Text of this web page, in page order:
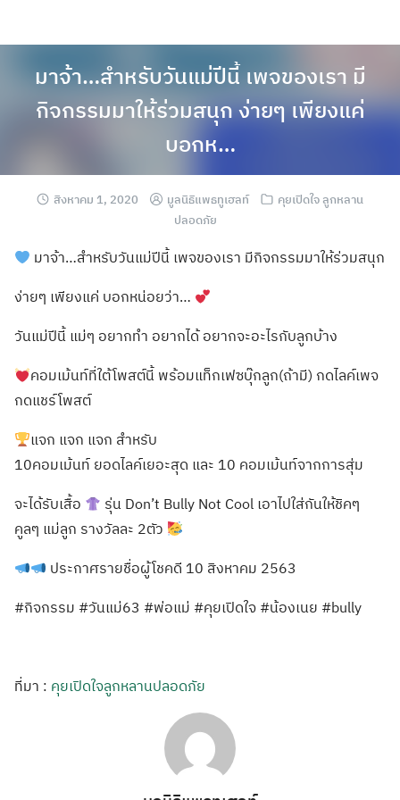
มาจ้า…สำหรับวันแม่ปีนี้ เพจของเรา มี
กิจกรรมมาให้ร่วมสนุก ง่ายๆ เพียงแค่
บอกห…
สิงหาคม 1, 2020 มูลนิธิแพธทูเฮลท์
คุยเปิดใจ ลูกหลาน
ปลอดภัย
มาจ้า…สำหรับวันแม่ปีนี้ เพจของเรา มีกิจกรรมมาให้ร่วมสนุก
ง่ายๆ เพียงแค่ บอกหน่อยว่า…
วันแม่ปีนี้ แม่ๆ อยากทำ อยากได้ อยากจะอะไรกับลูกบ้าง
คอมเม้นท์ที่ใต้โพสต์นี้ พร้อมแท็กเฟซบุ๊กลูก(ถ้ามี) กดไลค์เพจ
กดแชร์โพสต์
แจก แจก แจก สำหรับ
10คอมเม้นท์ ยอดไลค์เยอะสุด และ 10 คอมเม้นท์จากการสุ่ม
จะได้รับเสื้อ
รุ่น Don’t Bully Not Cool เอาไปใส่กันให้ชิคๆ
คูลๆ แม่ลูก รางวัลละ 2ตัว
ประกาศรายชื่อผู้โชคดี 10 สิงหาคม 2563
#กิจกรรม #วันแม่63 #พ่อแม่ #คุยเปิดใจ #น้องเนย #bully
ที่มา : คุยเปิดใจลูกหลานปลอดภัย